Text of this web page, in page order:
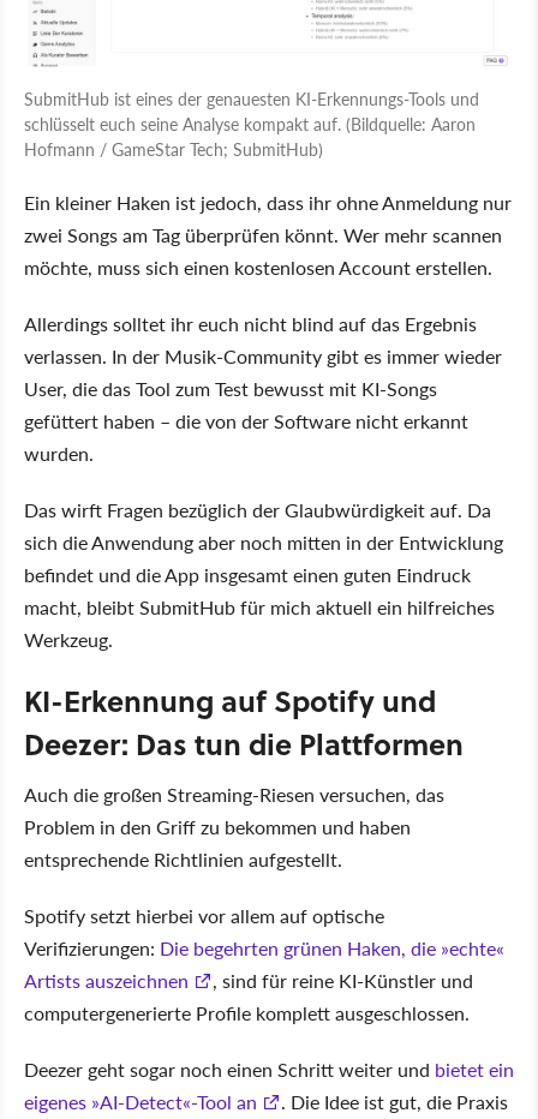
SubmitHub ist eines der genauesten KI-Erkennungs-Tools und
schlüsselt euch seine Analyse kompakt auf. (Bildquelle: Aaron
Hofmann / GameStar Tech; SubmitHub)
Ein kleiner Haken ist jedoch, dass ihr ohne Anmeldung nur
zwei Songs am Tag überprüfen könnt. Wer mehr scannen
möchte, muss sich einen kostenlosen Account erstellen.
Allerdings solltet ihr euch nicht blind auf das Ergebnis
verlassen. In der Musik-Community gibt es immer wieder
User, die das Tool zum Test bewusst mit KI-Songs
gefüttert haben – die von der Software nicht erkannt
wurden.
Das wirft Fragen bezüglich der Glaubwürdigkeit auf. Da
sich die Anwendung aber noch mitten in der Entwicklung
befindet und die App insgesamt einen guten Eindruck
macht, bleibt SubmitHub für mich aktuell ein hilfreiches
Werkzeug.
KI-Erkennung auf Spotify und
Deezer: Das tun die Plattformen
Auch die großen Streaming-Riesen versuchen, das
Problem in den Griff zu bekommen und haben
entsprechende Richtlinien aufgestellt.
Spotify setzt hierbei vor allem auf optische
Verifizierungen: Die begehrten grünen Haken, die »echte«
Artists auszeichnen
, sind für reine KI-Künstler und
computergenerierte Profile komplett ausgeschlossen.
Deezer geht sogar noch einen Schritt weiter und bietet ein
eigenes »AI-Detect«-Tool an
. Die Idee ist gut, die Praxis